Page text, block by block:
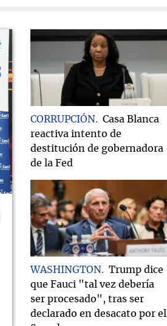
CORRUPCIÓN
Casa Blanca
reactiva intento de
destitución de gobernadora
de la Fed
WASHINGTON
Trump dice
que Fauci "tal vez debería
ser procesado", tras ser
declarado en desacato por el